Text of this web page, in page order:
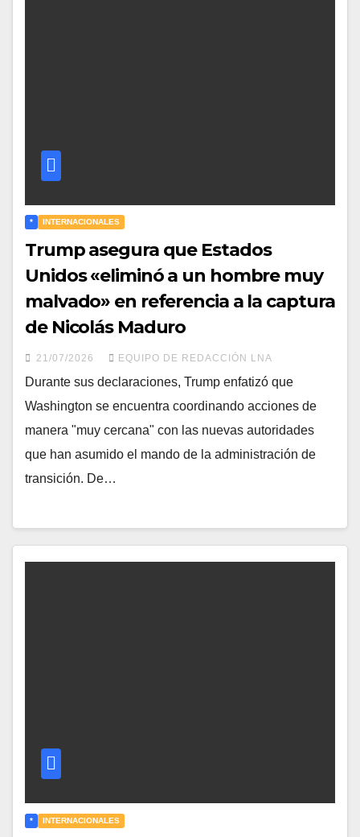
* INTERNACIONALES
Trump asegura que Estados
Unidos «eliminó a un hombre muy
malvado» en referencia a la captura
de Nicolás Maduro
21/07/2026 EQUIPO DE REDACCIÓN LNA
​Durante sus declaraciones, Trump enfatizó que
Washington se encuentra coordinando acciones de
manera "muy cercana" con las nuevas autoridades
que han asumido el mando de la administración de
transición. De…
* INTERNACIONALES